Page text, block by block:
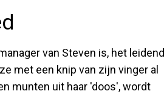
van Steven is, het leidend
met een knip van zijn vinger al
munten uit haar 'doos', wordt